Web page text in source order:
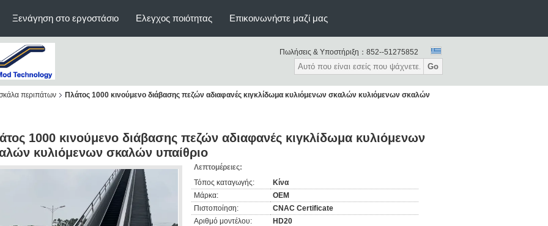
Ξενάγηση στο εργοστάσιο Ελεγχος ποιότητας Επικοινωνήστε μαζί μας
Πωλήσεις & Υποστήριξη： 852--51275852
Go
περιπάτων Πλάτος 1000 κινούμενο διάβασης πεζών αδιαφανές κιγκλίδωμα κυλιόμενων σκαλών κυλιόμενων σκαλών
1000 κινούμενο διάβασης πεζών αδιαφανές κιγκλίδωμα κυλιόμενων
κυλιόμενων σκαλών υπαίθριο
Λεπτομέρειες:
Τόπος καταγωγής:
Κίνα
Μάρκα:
OEM
Πιστοποίηση:
CNAC Certificate
Αριθμό μοντέλου:
HD20